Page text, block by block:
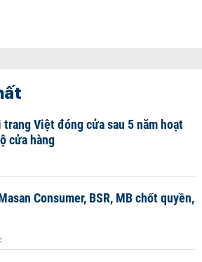
Việt đóng cửa sau 5 năm hoạt
cửa hàng
Consumer, BSR, MB chốt quyền,